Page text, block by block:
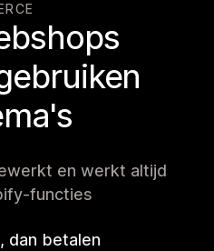
en werkt altijd
functies
dan betalen